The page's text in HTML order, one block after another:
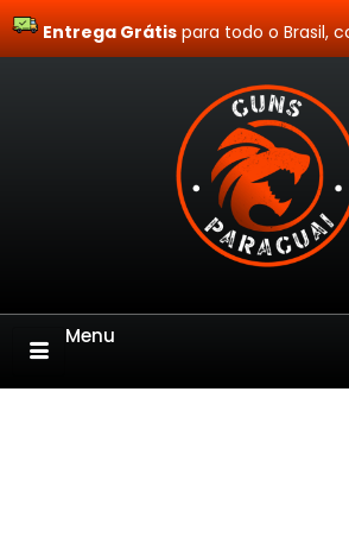
Site Blindado
Entrega Grátispara todo o Brasil,
Menu